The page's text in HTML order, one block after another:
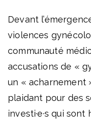
Devant
violences
communauté
accusations de «
un « acharnement
plaidant pour des
investi·e·s qui